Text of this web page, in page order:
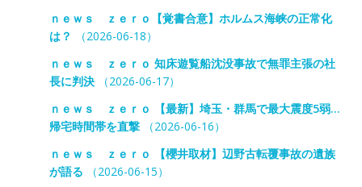
ｎｅｗｓ ｚｅｒｏ【覚書合意】ホルムス海峡の正常化
は？
（2026-06-18）
ｎｅｗｓ ｚｅｒｏ 知床遊覧船沈没事故で無罪主張の社
長に判決（2026-06-17）
ｎｅｗｓ ｚｅｒｏ 【最新】埼玉・群馬で最大震度5弱…
帰宅時間帯を直撃（2026-06-16）
ｎｅｗｓ ｚｅｒｏ 【櫻井取材】辺野古転覆事故の遺族
が語る （2026-06-15）